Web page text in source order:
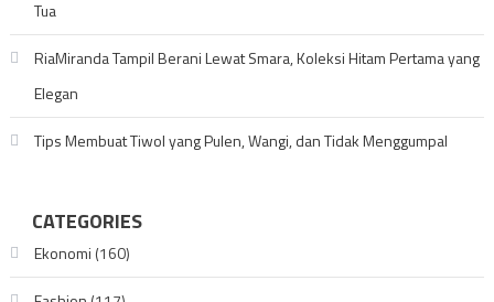
Tua
RiaMiranda Tampil Berani Lewat Smara, Koleksi Hitam Pertama yang
Elegan
Tips Membuat Tiwol yang Pulen, Wangi, dan Tidak Menggumpal
CATEGORIES
Ekonomi (160)